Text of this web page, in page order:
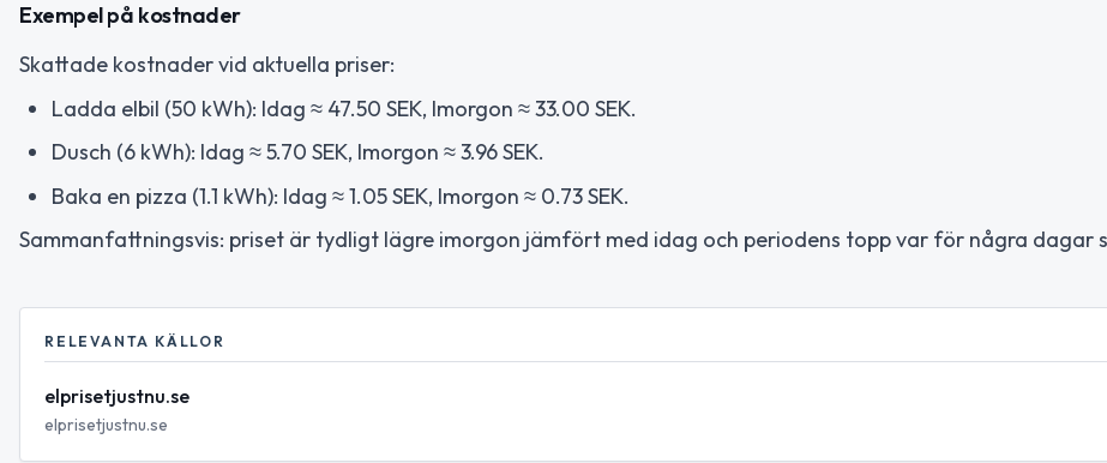
Exempel på kostnader
Skattade kostnader vid aktuella priser:
Ladda elbil (50 kWh): Idag ≈ 47.50 SEK, Imorgon ≈ 33.00 SEK.
Dusch (6 kWh): Idag ≈ 5.70 SEK, Imorgon ≈ 3.96 SEK.
Baka en pizza (1.1 kWh): Idag ≈ 1.05 SEK, Imorgon ≈ 0.73 SEK.
Sammanfattningsvis: priset är tydligt lägre imorgon jämfört med idag och periodens topp var för några dagar
RELEVANTA KÄLLOR
elprisetjustnu.se
elprisetjustnu.se